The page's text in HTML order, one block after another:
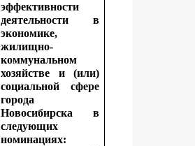
эффективности
деятельности в
экономике,
жилищно-
коммунальном
хозяйстве и (или)
социальной сфере
города
Новосибирска в
следующих
номинациях: